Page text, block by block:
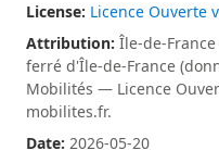
License: Licence Ouverte
Attribution: Île-de-
ferré d'Île-de-France
Mobilités — Licence
mobilites.fr.
Date: 2026-05-20